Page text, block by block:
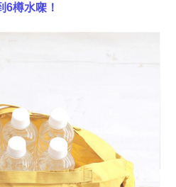
6樽水㗎！